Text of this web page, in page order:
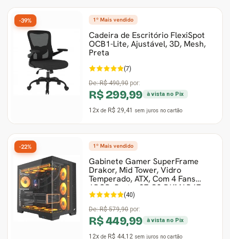
1º Mais vendido
Cadeira de Escritório FlexiSpot
OCB1-Lite, Ajustável, 3D, Mesh,
Preta
(7)
De:R$ 490,90 por:
R$ 299,99 à vista no Pix
12x de R$ 29,41 sem juros no cartão
-39%
1º Mais vendido
Gabinete Gamer SuperFrame
Drakor, Mid Tower, Vidro
Temperado, ATX, Com 4 Fans
ARGB, Preto, SF-CS-DKMAB4F
(40)
De:R$ 579,90 por:
R$ 449,99 à vista no Pix
12x de R$ 44,12 sem juros no cartão
-22%